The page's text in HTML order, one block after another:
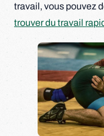
travail, vous pouvez
trouver du travail